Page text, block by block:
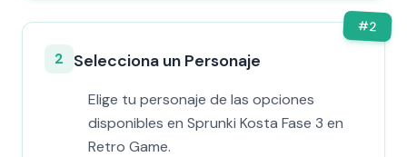
#2
2 Selecciona un Personaje
Elige tu personaje de las opciones
disponibles en Sprunki Kosta Fase 3 en
Retro Game.